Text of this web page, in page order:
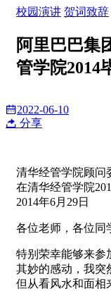
校园演讲 贺词致辞
阿里巴巴集
管学院2014
2022-06-10
分享
清华经管学院顾问
在清华经管学院
2014年6月29日
各位老师，各位同
特别荣幸能够来参
其妙的感动，我突
但从看风水和面相